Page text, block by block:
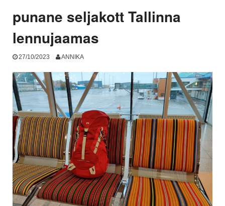
punane seljakott Tallinna
lennujaamas
27/10/2023 ANNIKA